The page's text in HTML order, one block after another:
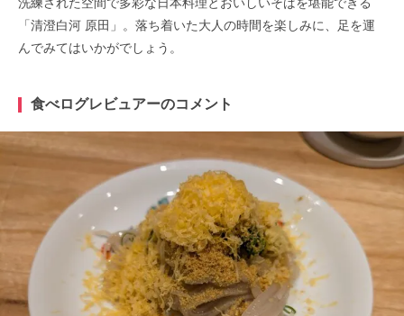
「清澄白河 原田」。落ち着いた大人の時間を楽しみに、足を運
んでみてはいかがでしょう。
食べログレビュアーのコメント